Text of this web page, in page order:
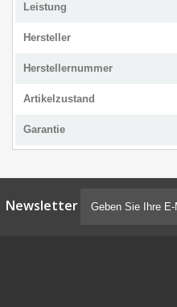
Leistung
Hersteller
Herstellernummer
Artikelzustand
Garantie
Newsletter